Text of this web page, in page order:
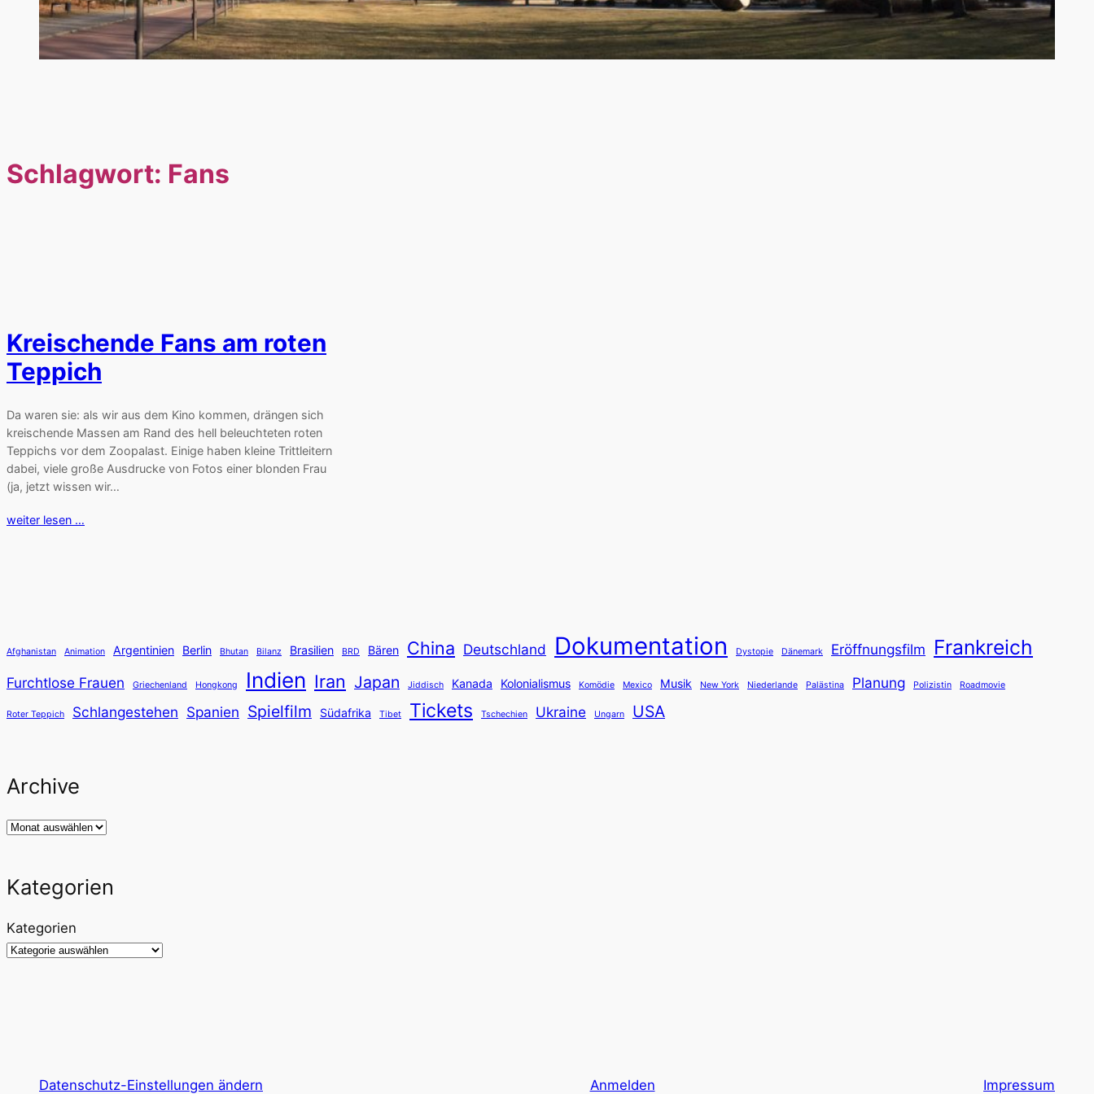
Schlagwort: Fans
Kreischende Fans am roten
Teppich
Da waren sie: als wir aus dem Kino kommen, drängen sich
kreischende Massen am Rand des hell beleuchteten roten
Teppichs vor dem Zoopalast. Einige haben kleine Trittleitern
dabei, viele große Ausdrucke von Fotos einer blonden Frau
(ja, jetzt wissen wir…
weiter lesen …
Afghanistan Animation Argentinien Berlin Bhutan Bilanz Brasilien BRD Bären China Deutschland Dokumentation Dystopie Dänemark Eröffnungsfilm Frankreich
Furchtlose Frauen Griechenland Hongkong Indien Iran Japan Jiddisch Kanada Kolonialismus Komödie Mexico Musik New York Niederlande Palästina Planung Polizistin Roadmovie
Roter Teppich Schlangestehen Spanien Spielfilm Südafrika Tibet Tickets Tschechien Ukraine Ungarn USA
Archive
Archiv
Kategorien
Kategorien
Datenschutz-Einstellungen ändern Anmelden Impressum